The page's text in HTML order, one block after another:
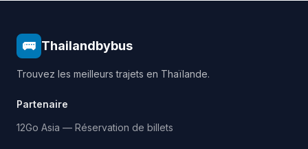
🚌 Thailandbybus
Trouvez les meilleurs trajets en Thaïlande.
Partenaire
12Go Asia — Réservation de billets